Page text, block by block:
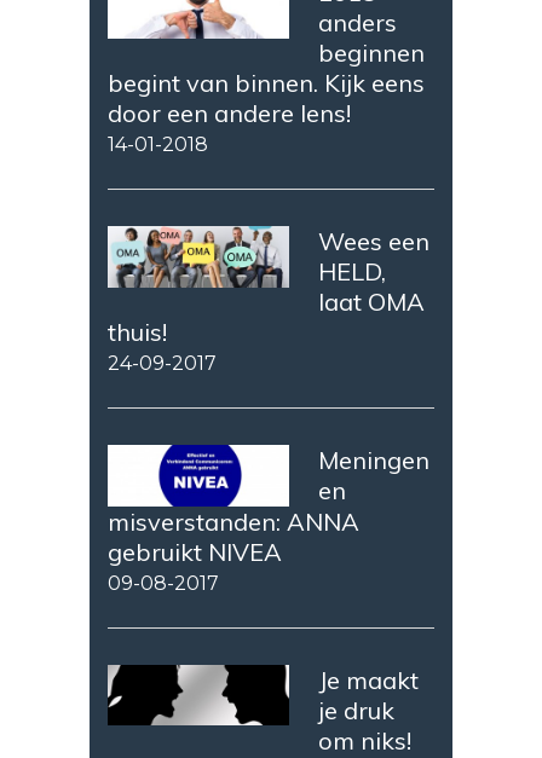
anders
beginnen
begint van binnen. Kijk eens
door een andere lens!
14-01-2018
Wees een
HELD,
laat OMA
thuis!
24-09-2017
Meningen
en
misverstanden: ANNA
gebruikt NIVEA
09-08-2017
Je maakt
je druk
om niks!